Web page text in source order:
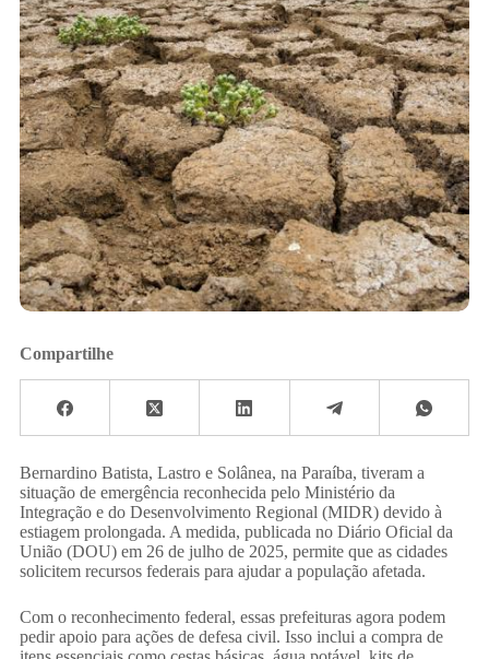
Compartilhe
Bernardino Batista, Lastro e Solânea, na Paraíba, tiveram a
situação de emergência reconhecida pelo Ministério da
Integração e do Desenvolvimento Regional (MIDR) devido à
estiagem prolongada. A medida, publicada no Diário Oficial da
União (DOU) em 26 de julho de 2025, permite que as cidades
solicitem recursos federais para ajudar a população afetada.
Com o reconhecimento federal, essas prefeituras agora podem
pedir apoio para ações de defesa civil. Isso inclui a compra de